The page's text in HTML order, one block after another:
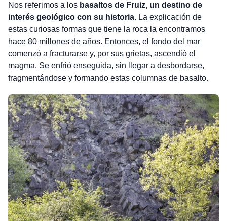
Nos referimos a los basaltos de Fruiz, un destino de
interés geológico con su historia. La explicación de
estas curiosas formas que tiene la roca la encontramos
hace 80 millones de años. Entonces, el fondo del mar
comenzó a fracturarse y, por sus grietas, ascendió el
magma. Se enfrió enseguida, sin llegar a desbordarse,
fragmentándose y formando estas columnas de basalto.